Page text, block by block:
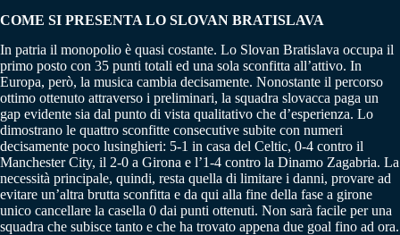
COME SI PRESENTA LO SLOVAN BRATISLAVA
In patria il monopolio è quasi costante. Lo Slovan Bratislava occupa il
primo posto con 35 punti totali ed una sola sconfitta all’attivo. In
Europa, però, la musica cambia decisamente. Nonostante il percorso
ottimo ottenuto attraverso i preliminari, la squadra slovacca paga un
gap evidente sia dal punto di vista qualitativo che d’esperienza. Lo
dimostrano le quattro sconfitte consecutive subite con numeri
decisamente poco lusinghieri: 5-1 in casa del Celtic, 0-4 contro il
Manchester City, il 2-0 a Girona e l’1-4 contro la Dinamo Zagabria. La
necessità principale, quindi, resta quella di limitare i danni, provare ad
evitare un’altra brutta sconfitta e da qui alla fine della fase a girone
unico cancellare la casella 0 dai punti ottenuti. Non sarà facile per una
squadra che subisce tanto e che ha trovato appena due goal fino ad ora.